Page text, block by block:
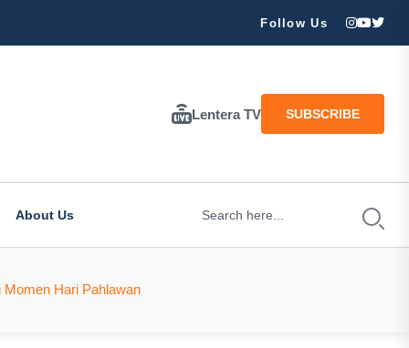
Follow Us
Lentera TV SUBSCRIBE
About Us
Momen Hari Pahlawan